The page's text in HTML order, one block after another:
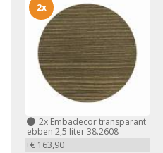
2x Embadecor transparant
ebben 2,5 liter 38.2608
+€ 163,90
2x